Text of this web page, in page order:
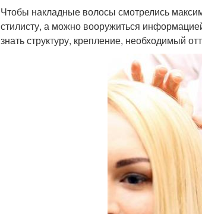
Чтобы накладные волосы смотрелись
стилисту, а можно вооружиться
знать структуру, крепление, необходимый